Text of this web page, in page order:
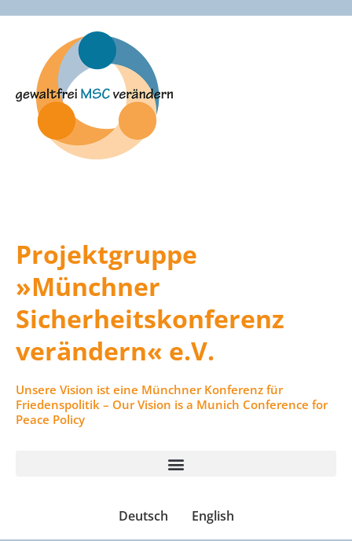
Projektgruppe
»Münchner
Sicherheitskonferenz
verändern« e.V.
Unsere Vision ist eine Münchner Konferenz für
Friedenspolitik – Our Vision is a Munich Conference for
Peace Policy
Deutsch English